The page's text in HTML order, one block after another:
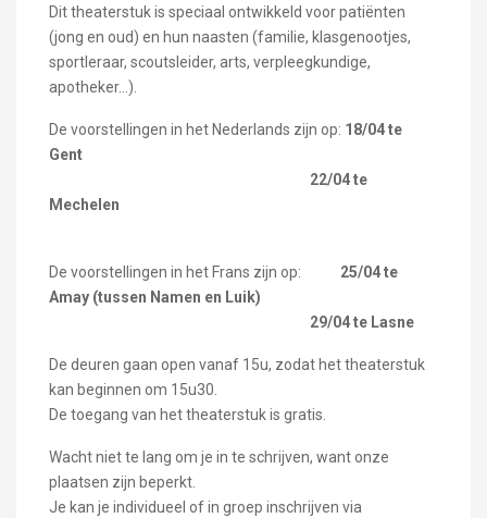
Dit theaterstuk is speciaal ontwikkeld voor patiënten
(jong en oud) en hun naasten (familie, klasgenootjes,
sportleraar, scoutsleider, arts, verpleegkundige,
apotheker…).
De voorstellingen in het Nederlands zijn op: 18/04 te
Gent
22/04 te
Mechelen
De voorstellingen in het Frans zijn op: 25/04 te
Amay (tussen Namen en Luik)
29/04 te Lasne
De deuren gaan open vanaf 15u, zodat het theaterstuk
kan beginnen om 15u30.
De toegang van het theaterstuk is gratis.
Wacht niet te lang om je in te schrijven, want onze
plaatsen zijn beperkt.
Je kan je individueel of in groep inschrijven via